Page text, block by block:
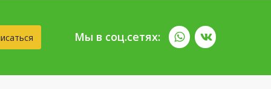
Мы в соц.сетях: